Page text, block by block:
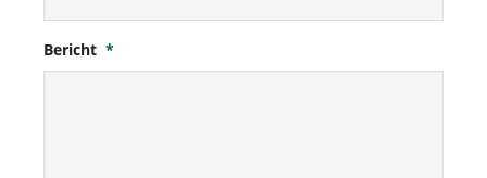
Bericht *